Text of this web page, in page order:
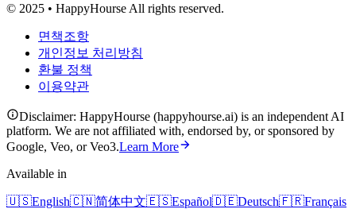
© 2025 • HappyHourse All rights reserved.
면책조항
개인정보 처리방침
환불 정책
이용약관
Disclaimer: HappyHourse (happyhourse.ai) is an independent AI
platform. We are not affiliated with, endorsed by, or sponsored by
Google, Veo, or Veo3.Learn More
Available in
🇺🇸English🇨🇳简体中文🇪🇸Español🇩🇪Deutsch🇫🇷Français